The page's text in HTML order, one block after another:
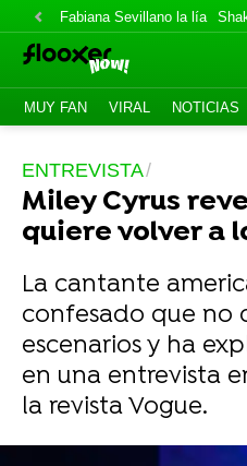
Fabiana Sevillano la lía
MUY FAN VIRAL NOTICIAS
ENTREVISTA
Miley Cyrus
quiere volver a
La cantante
confesado que no
escenarios y ha
en una entrevista
la revista Vogue.